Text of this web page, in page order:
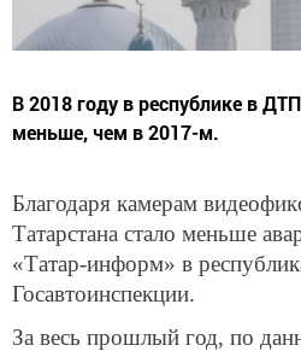
В 2018 году в республике в
меньше, чем в 2017-м.
Благодаря камерам
Татарстана стало меньше
«Татар-информ» в
Госавтоинспекции.
За весь прошлый год, по